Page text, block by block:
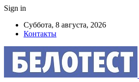
Sign in
Суббота, 8 августа, 2026
Контакты